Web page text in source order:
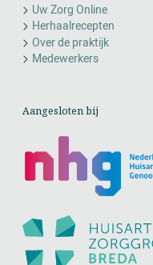
Uw Zorg Online
Herhaalrecepten
Over de praktijk
Medewerkers
Aangesloten bij